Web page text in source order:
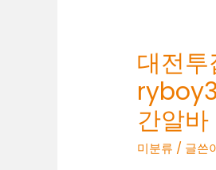
ryboy3500
청
주
유
흥
알
대전
간알
미분류 / 글쓴